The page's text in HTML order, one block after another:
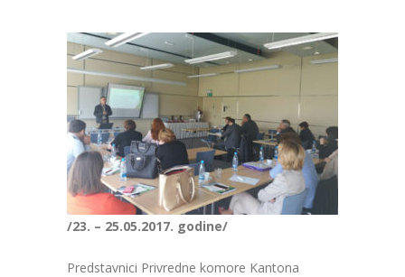
/23. – 25.05.2017. godine/
Predstavnici Privredne komore Kantona